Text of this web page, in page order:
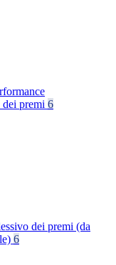
premi 6
dei premi (da
6